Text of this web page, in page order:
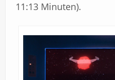
11:13 Minuten).